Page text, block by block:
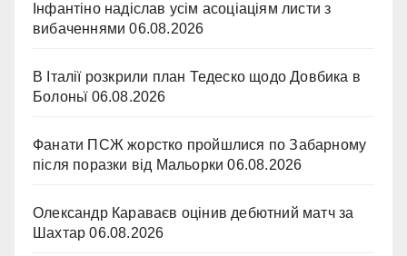
Інфантіно надіслав усім асоціаціям листи з
вибаченнями 06.08.2026
В Італії розкрили план Тедеско щодо Довбика в
Болоньї 06.08.2026
Фанати ПСЖ жорстко пройшлися по Забарному
після поразки від Мальорки 06.08.2026
Олександр Караваєв оцінив дебютний матч за
Шахтар 06.08.2026